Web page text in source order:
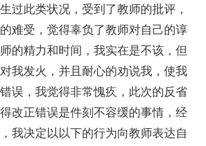
此类状况，受到了教师的批评，
难受，觉得辜负了教师对自己的谆
的精力和时间，我实在是不该，但
我发火，并且耐心的劝说我，使我
误，我觉得非常愧疚，此次的反省
改正错误是件刻不容缓的事情，经
我决定以以下的行为向教师表达自